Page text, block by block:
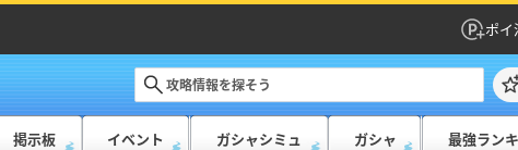
ポイ
掲示板 イベント ガシャシミュ ガシャ 最強ラン